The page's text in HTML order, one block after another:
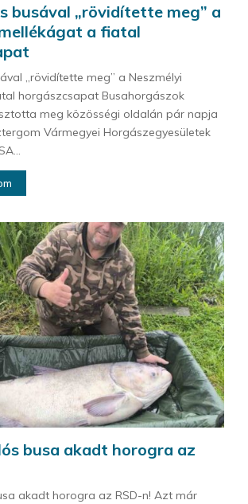
busával „rövidítette meg” a
a fiatal
„rövidítette meg” a Neszmélyi
horgászcsapat Busahorgászok
meg közösségi oldalán pár napja
Vármegyei Horgászegyesületek
busa akadt horogra az
akadt horogra az RSD-n! Azt már